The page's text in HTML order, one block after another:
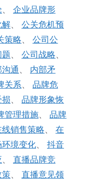
、 企业品牌形
解、 公关危机预
策略、 公司公
、 公司战略、
通 、 内部矛
关系、 品牌危
、 品牌形象恢
管理措施、 品牌
线销售策略、 在
环境变化、 抖音
、 直播品牌竞
、 直播意见领